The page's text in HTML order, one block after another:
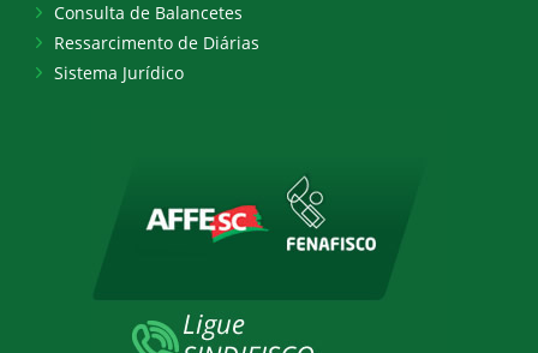
Consulta de Balancetes
Ressarcimento de Diárias
Sistema Jurídico